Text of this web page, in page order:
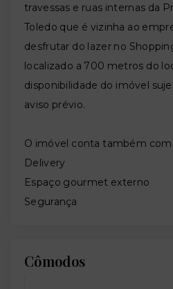
travessas e ruas internas da
Toledo que é vizinha ao
desfrutar do lazer no
localizado a 700 metros do
disponibilidade do imóvel
aviso prévio.
O imóvel conta também com:
Delivery
Espaço gourmet externo
Segurança
Cômodos